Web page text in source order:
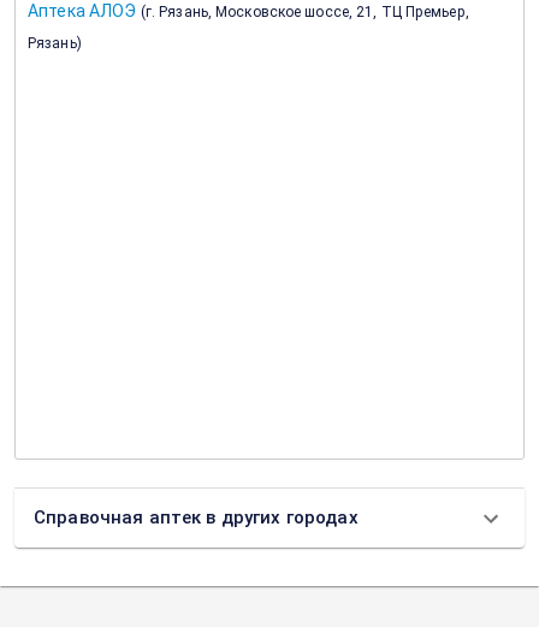
Аптека АЛОЭ (г. Рязань, Московское шоссе, 21, ТЦ Премьер,
Рязань)
Справочная аптек в других городах